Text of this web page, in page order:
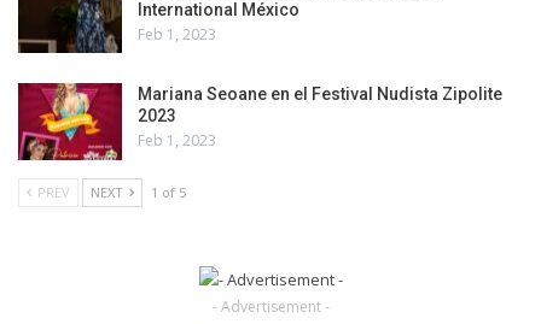
International México
Feb 1, 2023
Mariana Seoane en el Festival Nudista Zipolite
2023
Feb 1, 2023
PREV NEXT 1 of 5
- Advertisement -